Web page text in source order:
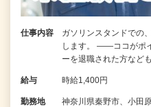
仕事内容
ガソリンスタンドでの
します。 ――ココがポ
ーを退職された方など
給与 時給1,400円
勤務地 神奈川県秦野市、小